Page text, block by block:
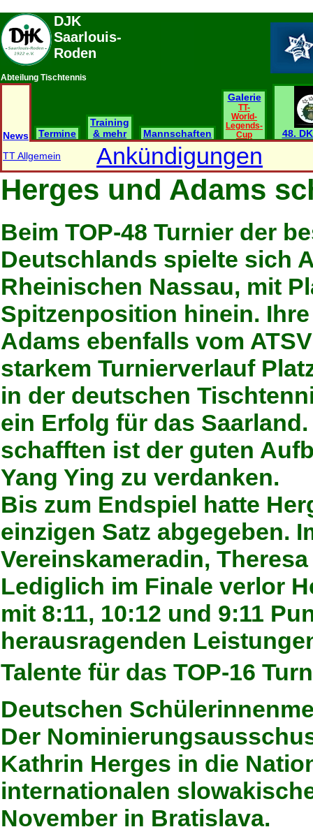
DJK
Saarlouis-
Roden
Abteilung Tischtennis
News Termine
Training
& mehr
Mannschaften
Galerie
TT-
World-
Legends-
Cup
48.
TT Allgemein
Ankündigungen
Herges und Adams
Beim TOP-48 Turnier der
Deutschlands spielte sich
Rheinischen Nassau, mit
Spitzenposition hinein.
Adams ebenfalls vom
starkem Turnierverlauf
in der deutschen
ein Erfolg für das
schafften ist der guten
Yang Ying zu verdanken.
Bis zum Endspiel hatte
einzigen Satz abgegeben.
Vereinskameradin,
Lediglich im Finale verlor
mit 8:11, 10:12 und 9:11
herausragenden
Talente für das TOP-16
Deutschen
Der
Kathrin Herges in die
internationalen
November in Bratislava.